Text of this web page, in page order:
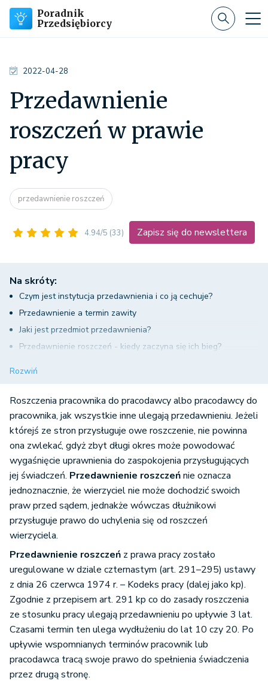
Poradnik
Przedsiębiorcy
2022-04-28
Przedawnienie
roszczeń w prawie
pracy
przedawnienie roszczeń
4.94/5 (33) Zapisz się do newslettera
Na skróty:
Czym jest instytucja przedawnienia i co ją cechuje?
Przedawnienie a termin zawity
Jaki jest przedmiot przedawnienia?
Przedawnienie roszczeń - kiedy zaczyna się ich bieg?
Rozwiń
Roszczenia pracownika do pracodawcy albo pracodawcy do
pracownika, jak wszystkie inne ulegają przedawnieniu. Jeżeli
którejś ze stron przysługuje owe roszczenie, nie powinna
ona zwlekać, gdyż zbyt długi okres może powodować
wygaśnięcie uprawnienia do zaspokojenia przysługujących
jej świadczeń. Przedawnienie roszczeńnie oznacza
jednoznacznie, że wierzyciel nie może dochodzić swoich
praw przed sądem, jednakże wówczas dłużnikowi
przysługuje prawo do uchylenia się od roszczeń
wierzyciela.
Przedawnienie roszczeń z prawa pracy zostało
uregulowane w dziale czternastym (art. 291–295) ustawy
z dnia 26 czerwca 1974 r. – Kodeks pracy (dalej jako kp).
Zgodnie z przepisem art. 291 kp co do zasady roszczenia
ze stosunku pracy ulegają przedawnieniu po upływie 3 lat.
Czasami termin ten ulega wydłużeniu do lat 10 czy 20. Po
upływie wspomnianych terminów pracownik lub
pracodawca tracą swoje prawo do spełnienia świadczenia
przez drugą stronę.